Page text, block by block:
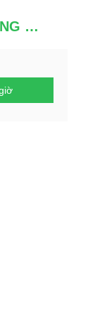
LIÊN HỆ VỚI CHÚNG TÔI